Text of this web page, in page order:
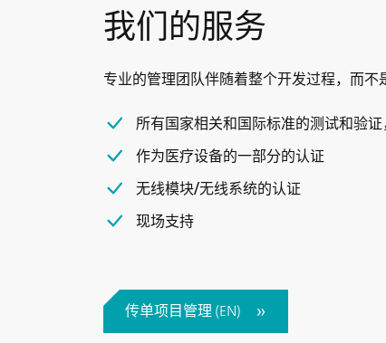
我们的服务
专业的管理团队伴随着整个开发过程，而不
所有国家相关和国际标准的测试和验
作为医疗设备的一部分的认证
无线模块/无线系统的认证
现场支持
传单项目管理 (EN)